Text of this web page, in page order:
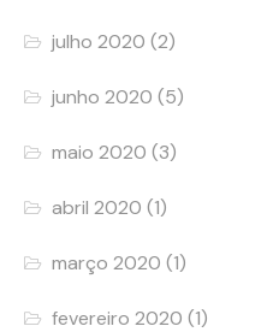
julho 2020 (2)
junho 2020 (5)
maio 2020 (3)
abril 2020 (1)
março 2020 (1)
fevereiro 2020 (1)